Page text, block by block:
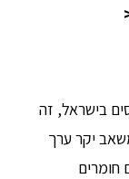
בישראל, זה
יקר ערך
חומרים